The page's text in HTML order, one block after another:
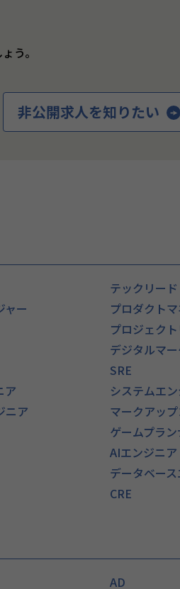
う。
非公開求人を知りたい
テックリード
ャー プロダクト
プロジェク
デジタルマ
SRE
ア システムエ
ニア マークアッ
ゲームプラン
AIエンジニア
データベー
CRE
AD